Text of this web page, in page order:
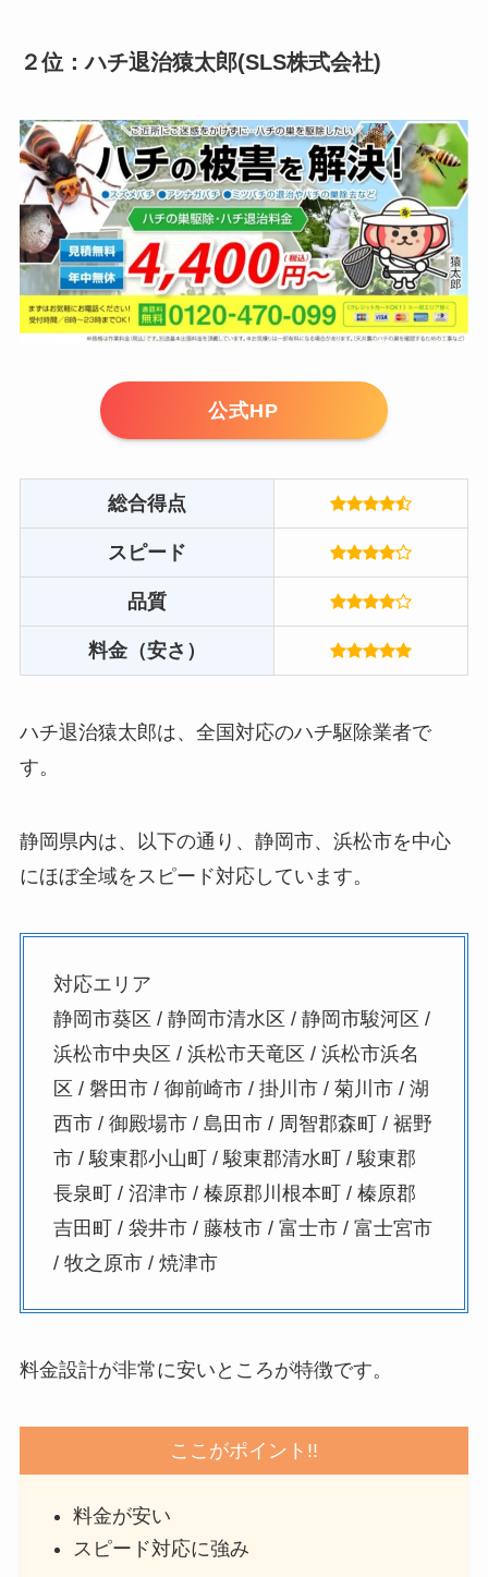
２位：ハチ退治猿太郎(SLS株式会社)
公式HP
総合得点
スピード
品質
料金（安さ）
ハチ退治猿太郎は、全国対応のハチ駆除業者で
す。
静岡県内は、以下の通り、静岡市、浜松市を中心
にほぼ全域をスピード対応しています。
対応エリア
静岡市葵区 / 静岡市清水区 / 静岡市駿河区 /
浜松市中央区 / 浜松市天竜区 / 浜松市浜名
区 / 磐田市 / 御前崎市 / 掛川市 / 菊川市 / 湖
西市 / 御殿場市 / 島田市 / 周智郡森町 / 裾野
市 / 駿東郡小山町 / 駿東郡清水町 / 駿東郡
長泉町 / 沼津市 / 榛原郡川根本町 / 榛原郡
吉田町 / 袋井市 / 藤枝市 / 富士市 / 富士宮市
/ 牧之原市 / 焼津市
料金設計が非常に安いところが特徴です。
ここがポイント!!
料金が安い
スピード対応に強み